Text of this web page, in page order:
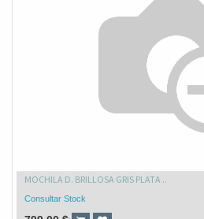
MOCHILA D. BRILLOSA GRIS PLATA ..
Consultar Stock